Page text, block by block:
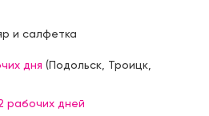
и салфетка
дня (Подольск Троицк
рабочих дней